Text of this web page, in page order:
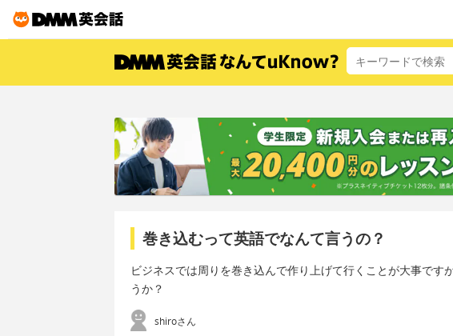
巻き込むって英語でなんて言うの？
ビジネスでは周りを巻き込んで作り上げて行くことが大事です
うか？
shiroさん